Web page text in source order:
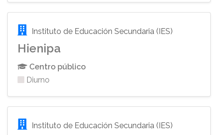
Instituto de Educación Secundaria (IES)
Hienipa
Centro público
Diurno
Instituto de Educación Secundaria (IES)